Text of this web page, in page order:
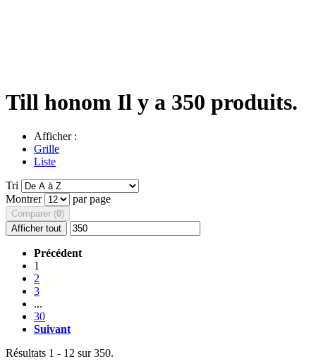
Till honom Il y a 350 produits.
Afficher :
Grille
Liste
Tri
Montrer
par page
Comparer (0)
Afficher tout
Précédent
1
2
3
...
30
Suivant
Résultats 1 - 12 sur 350.